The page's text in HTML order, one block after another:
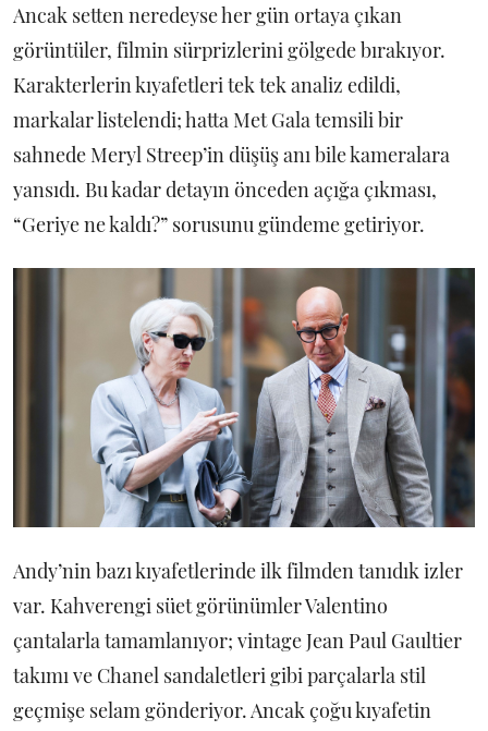
Ancak setten neredeyse her gün ortaya çıkan
görüntüler, filmin sürprizlerini gölgede bırakıyor.
Karakterlerin kıyafetleri tek tek analiz edildi,
markalar listelendi; hatta Met Gala temsili bir
sahnede Meryl Streep’in düşüş anı bile kameralara
yansıdı. Bu kadar detayın önceden açığa çıkması,
“Geriye ne kaldı?” sorusunu gündeme getiriyor.
Andy’nin bazı kıyafetlerinde ilk filmden tanıdık izler
var. Kahverengi süet görünümler Valentino
çantalarla tamamlanıyor; vintage Jean Paul Gaultier
takımı ve Chanel sandaletleri gibi parçalarla stil
geçmişe selam gönderiyor. Ancak çoğu kıyafetin